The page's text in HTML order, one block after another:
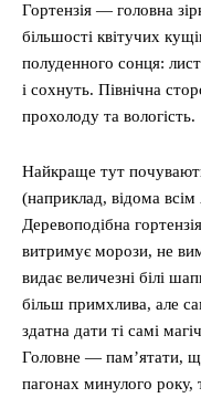
Гортензія — головна
більшості квітучих
полуденного сонця:
і сохнуть. Північна
прохолоду та вологість.
Найкраще тут
(наприклад, відома
Деревоподібна
витримує морози, не
видає величезні білі
більш примхлива, але
здатна дати ті самі
Головне — пам’ятати,
пагонах минулого року,